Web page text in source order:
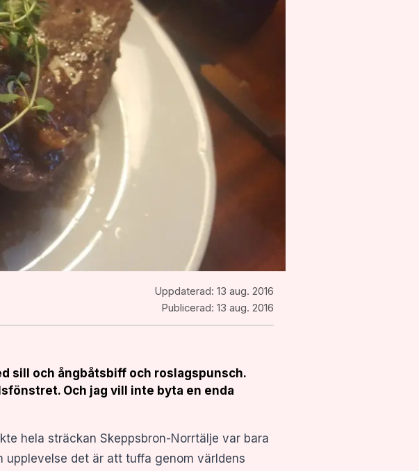
Uppdaterad: 13 aug. 2016
Publicerad: 13 aug. 2016
sill och ångbåtsbiff och roslagspunsch.
Och jag vill inte byta en enda
hela sträckan Skeppsbron-Norrtälje var bara
upplevelse det är att tuffa genom världens